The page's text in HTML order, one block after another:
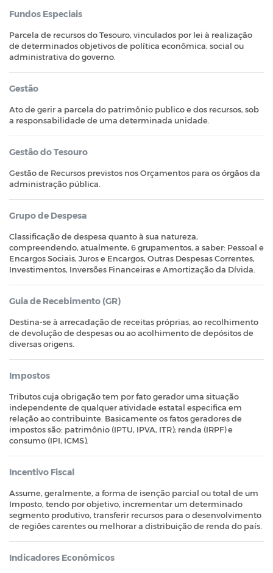
Fundos Especiais
Parcela de recursos do Tesouro, vinculados por lei à realização
de determinados objetivos de política econômica, social ou
administrativa do governo.
Gestão
Ato de gerir a parcela do patrimônio publico e dos recursos, sob
a responsabilidade de uma determinada unidade.
Gestão do Tesouro
Gestão de Recursos previstos nos Orçamentos para os órgãos da
administração pública.
Grupo de Despesa
Classificação de despesa quanto à sua natureza,
compreendendo, atualmente, 6 grupamentos, a saber: Pessoal e
Encargos Sociais, Juros e Encargos, Outras Despesas Correntes,
Investimentos, Inversões Financeiras e Amortização da Dívida.
Guia de Recebimento (GR)
Destina-se à arrecadação de receitas próprias, ao recolhimento
de devolução de despesas ou ao acolhimento de depósitos de
diversas origens.
Impostos
Tributos cuja obrigação tem por fato gerador uma situação
independente de qualquer atividade estatal especifica em
relação ao contribuinte. Basicamente os fatos geradores de
impostos são: patrimônio (IPTU, IPVA, ITR); renda (IRPF) e
consumo (IPI, ICMS).
Incentivo Fiscal
Assume, geralmente, a forma de isenção parcial ou total de um
Imposto, tendo por objetivo, incrementar um determinado
segmento produtivo, transferir recursos para o desenvolvimento
de regiões carentes ou melhorar a distribuição de renda do país.
Indicadores Econômicos